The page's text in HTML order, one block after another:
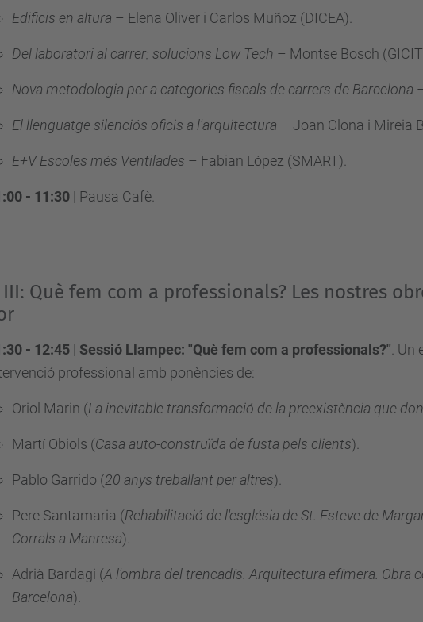
Edificis en altura – Elena Oliver i Carlos Muñoz (DICEA).
Del laboratori al carrer: solucions Low Tech – Montse Bosch
Nova metodologia per a categories fiscals de carrers de Barcelona
El llenguatge silenciós oficis a l'arquitectura – Joan Olona i Mireia
E+V Escoles més Ventilades – Fabian López (SMART).
- 11:30 | Pausa Cafè.
Què fem com a professionals? Les nostres
- 12:45 | Sessió Llampec: "Què fem com a professionals?". Un
professional amb ponències de:
Oriol Marin (La inevitable transformació de la preexistència que
Martí Obiols (Casa auto-construïda de fusta pels clients).
Pablo Garrido (20 anys treballant per altres).
Pere Santamaria (Rehabilitació de l'església de St. Esteve de
Corrals a Manresa).
Adrià Bardagi (A l'ombra del trencadís. Arquitectura efímera. Obra
Barcelona).